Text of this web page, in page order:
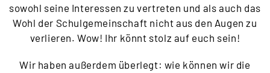
sowohl seine Interessen zu vertreten und als auch das
Wohl der Schulgemeinschaft nicht aus den Augen zu
verlieren. Wow! Ihr könnt stolz auf euch sein!
Wir haben außerdem überlegt: wie können wir die